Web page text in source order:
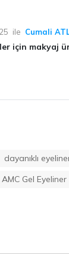
ile Cumali
için makyaj
dayanıklı
AMC Gel Eyeliner